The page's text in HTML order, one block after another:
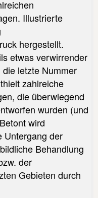
Illustrierte
hergestellt.
etwas verwirrender
letzte Nummer
zahlreiche
die überwiegend
wurden (und
wird
Untergang der
Behandlung
der
Gebieten durch